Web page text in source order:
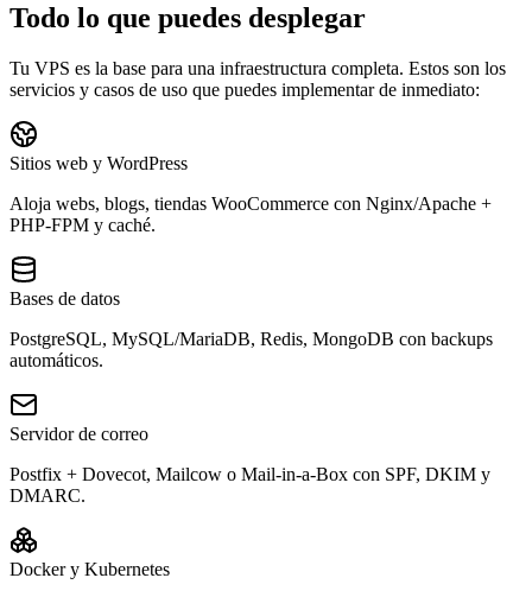
Todo lo que puedes desplegar
Tu VPS es la base para una infraestructura completa. Estos son los
servicios y casos de uso que puedes implementar de inmediato:
Sitios web y WordPress
Aloja webs, blogs, tiendas WooCommerce con Nginx/Apache +
PHP-FPM y caché.
Bases de datos
PostgreSQL, MySQL/MariaDB, Redis, MongoDB con backups
automáticos.
Servidor de correo
Postfix + Dovecot, Mailcow o Mail-in-a-Box con SPF, DKIM y
DMARC.
Docker y Kubernetes